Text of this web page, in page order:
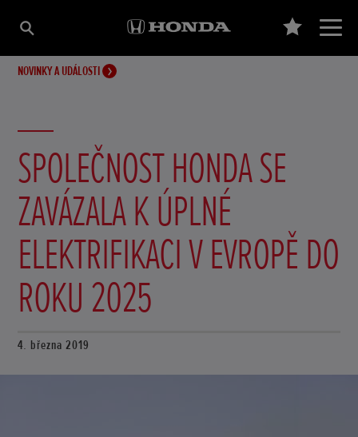
NOVINKY A UDÁLOSTI
SPOLEČNOST HONDA SE
ZAVÁZALA K ÚPLNÉ
ELEKTRIFIKACI V EVROPĚ DO
ROKU 2025
4. března 2019